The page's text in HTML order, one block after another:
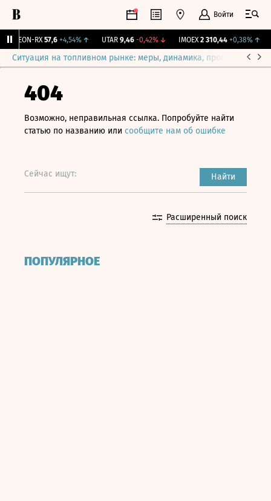
Войти
VEON-RX 57,6 +4,54%↑ UTAR 9,46 -0,42%↓ IMOEX 2 310,44 +0,38%↑
Ситуация на топливном рынке: меры, динамика, прогнозы
404
Возможно, неправильная ссылка. Попробуйте найти
статью по названию или сообщите нам об ошибке
Сейчас ищут: Найти
Расширенный поиск
ПОПУЛЯРНОЕ